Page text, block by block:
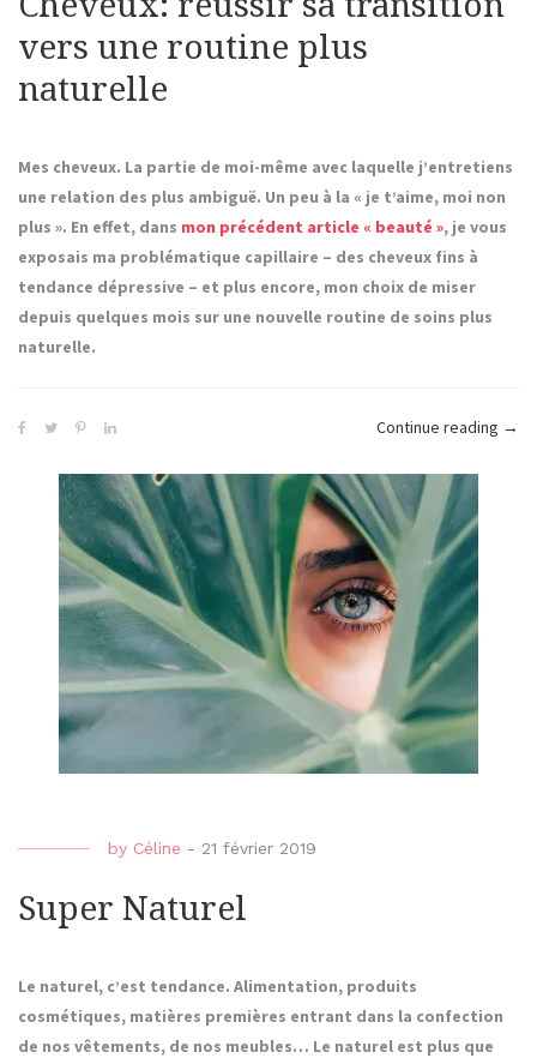
vers une routine plus
naturelle
Mes cheveux. La partie de moi-même avec laquelle j’entretiens
une relation des plus ambiguë. Un peu à la « je t’aime, moi non
plus ». En effet, dans mon précédent article « beauté », je vous
exposais ma problématique capillaire – des cheveux fins à
tendance dépressive – et plus encore, mon choix de miser
depuis quelques mois sur une nouvelle routine de soins plus
naturelle.
Continue reading «
→
by Céline - 21 février 2019
Super Naturel
Le naturel, c’est tendance. Alimentation, produits
cosmétiques, matières premières entrant dans la confection
de nos vêtements, de nos meubles… Le naturel est plus que